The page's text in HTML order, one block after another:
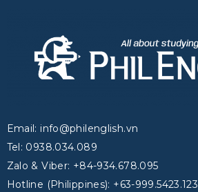
Email: info@philenglish.vn
Tel: 0938.034.089
Zalo & Viber: +84-934.678.095
Hotline (Philippines): +63-999.5423.123